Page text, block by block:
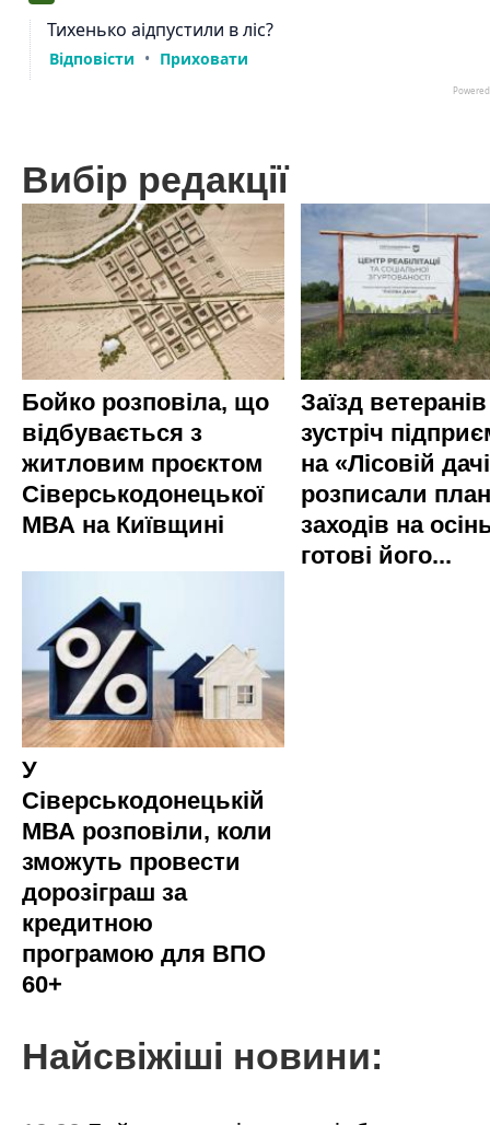
Вибір редакції
Бойко розповіла, що
відбувається з
житловим проєктом
Сіверськодонецької
МВА на Київщині
Заїзд
зустріч
на «Лісовій
розписали план
заходів на
готові його...
У
Сіверськодонецькій
МВА розповіли, коли
зможуть провести
дорозіграш за
кредитною
програмою для ВПО
60+
Найсвіжіші новини: